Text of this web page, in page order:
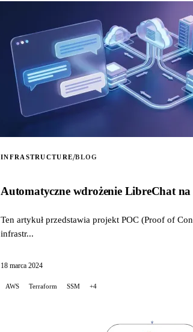
INFRASTRUCTURE/BLOG
Automatyczne wdrożenie LibreChat
Ten artykuł przedstawia projekt POC (Proof of
infrastr...
18 marca 2024
AWS Terraform SSM +4